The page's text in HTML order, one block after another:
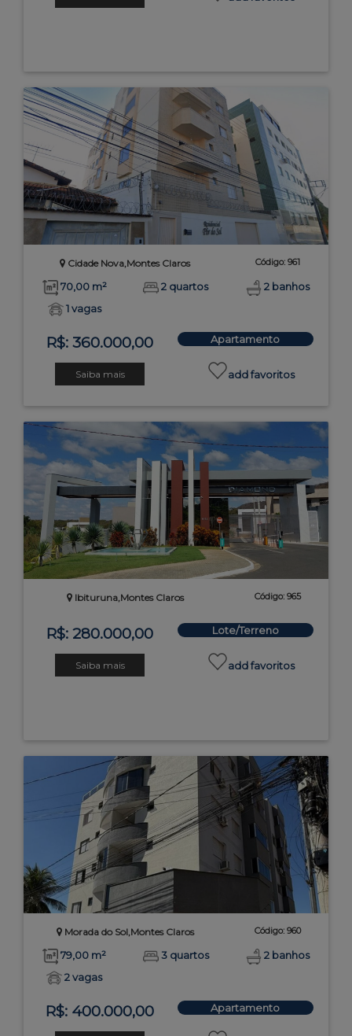
Cidade Nova,Montes Claros Código: 961
70,00 m² 2 quartos
2 banhos
1 vagas
R$: 360.000,00 Apartamento
Saiba mais add favoritos
Ibituruna,Montes Claros Código: 965
R$: 280.000,00 Lote/Terreno
Saiba mais add favoritos
Morada do Sol,Montes Claros Código: 960
79,00 m² 3 quartos
2 banhos
2 vagas
R$: 400.000,00 Apartamento